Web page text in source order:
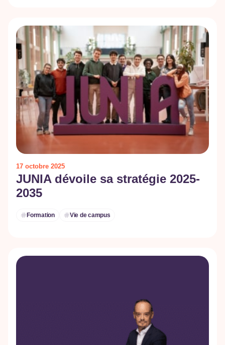
17 octobre 2025
JUNIA dévoile sa stratégie 2025-
2035
Formation Vie de campus